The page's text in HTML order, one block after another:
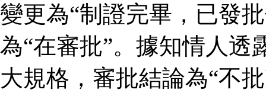
變更為“制證完畢，已發
為“在審批”。據知情人透
大規格，審批結論為“不